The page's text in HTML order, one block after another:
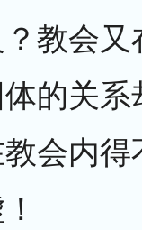
教会
的关
会内